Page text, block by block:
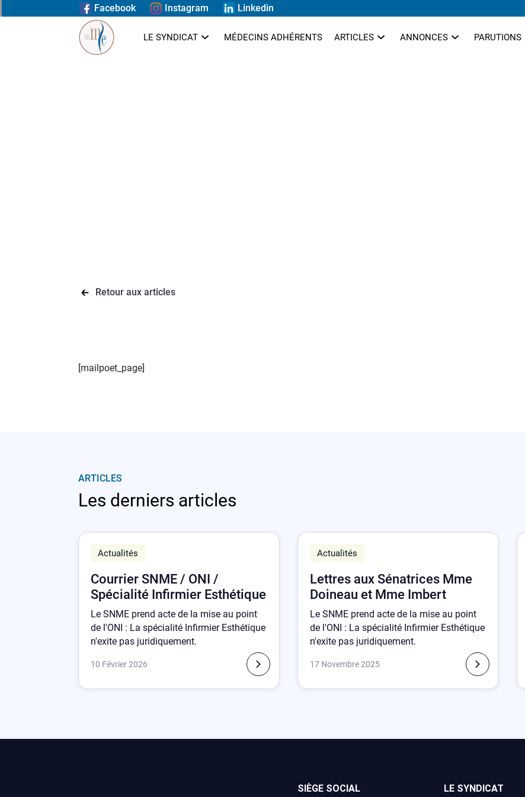
Facebook Instagram Linkedin
LE SYNDICAT MÉDECINS ADHÉRENTS ARTICLES ANNONCES PARUTIONS
Retour aux articles
[mailpoet_page]
ARTICLES
Les derniers articles
Actualités
Courrier SNME / ONI /
Spécialité Infirmier Esthétique
Le SNME prend acte de la mise au point
de l'ONI : La spécialité Infirmier Esthétique
n'exite pas juridiquement.
10 Février 2026
Actualités
Lettres aux Sénatrices Mme
Doineau et Mme Imbert
Le SNME prend acte de la mise au point
de l'ONI : La spécialité Infirmier Esthétique
n'exite pas juridiquement.
17 Novembre 2025
SIÈGE SOCIAL LE SYNDICAT